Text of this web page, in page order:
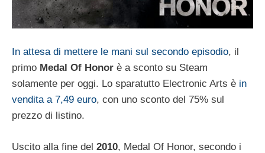
In attesa di mettere le mani sul secondo episodio, il
primo Medal Of Honor è a sconto su Steam
solamente per oggi. Lo sparatutto Electronic Arts è in
vendita a 7,49 euro, con uno sconto del 75% sul
prezzo di listino.
Uscito alla fine del 2010, Medal Of Honor, secondo i